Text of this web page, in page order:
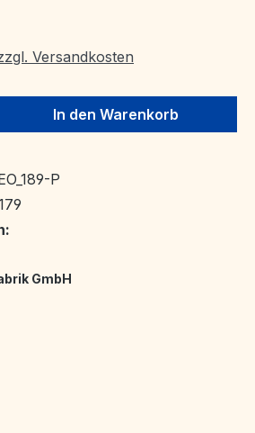
Versandkosten
Gib den
In den Warenkorb
P
GmbH